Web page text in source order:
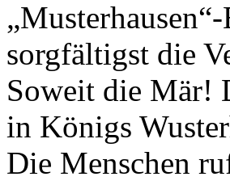
sorgfältigst die
Soweit die Mär!
in Königs
Die Menschen